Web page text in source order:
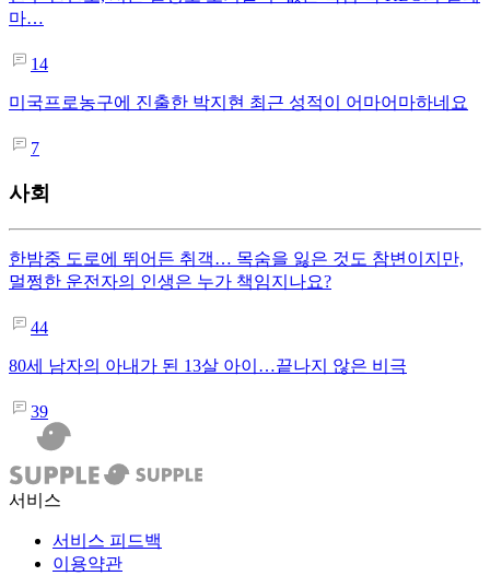
마…
14
미국프로농구에 진출한 박지현 최근 성적이 어마어마하네요
7
사회
한밤중 도로에 뛰어든 취객… 목숨을 잃은 것도 참변이지만,
멀쩡한 운전자의 인생은 누가 책임지나요?
44
80세 남자의 아내가 된 13살 아이…끝나지 않은 비극
39
서비스
서비스 피드백
이용약관